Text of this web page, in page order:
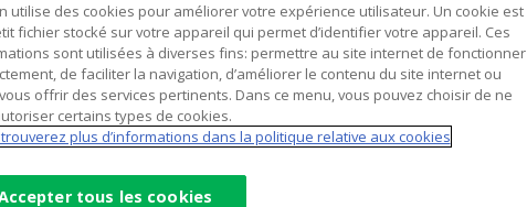
utilise des cookies pour améliorer votre expérience utilisateur. Un cookie est
fichier stocké sur votre appareil qui permet d’identifier votre appareil. Ces
sont utilisées à diverses fins: permettre au site internet de fonctionner
de faciliter la navigation, d’améliorer le contenu du site internet ou
offrir des services pertinents. Dans ce menu, vous pouvez choisir de ne
certains types de cookies.
plus d’informations dans la politique relative aux cookies
tous les cookies